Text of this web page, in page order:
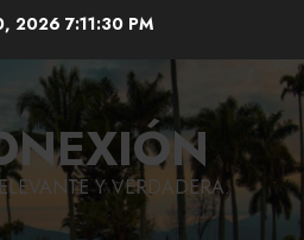
2026 7:11:30 PM
Y VERDADERA.